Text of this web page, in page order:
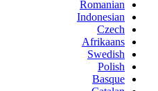
Romanian
Indonesian
Czech
Afrikaans
Swedish
Polish
Basque